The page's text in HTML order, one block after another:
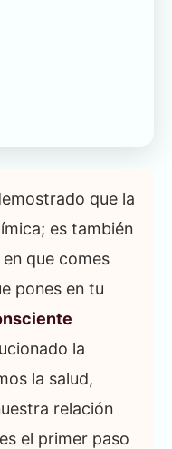
que la
es también
que comes
pones en tu
la
la salud,
relación
el primer paso